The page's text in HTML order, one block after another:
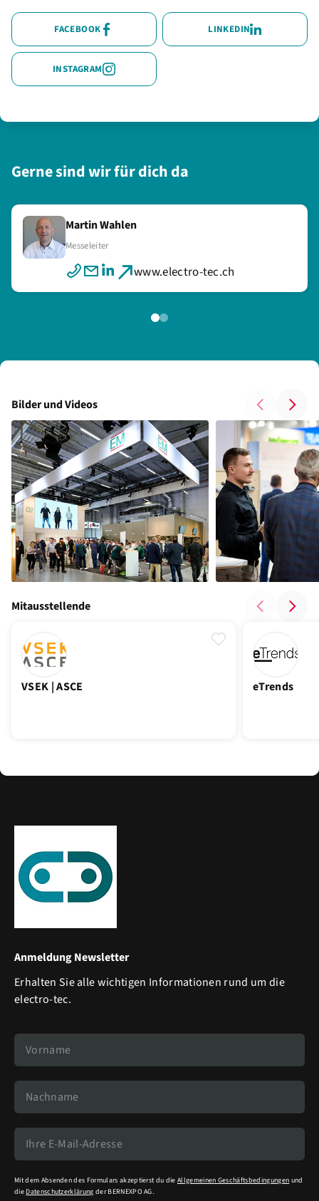
FACEBOOK LINKEDIN
INSTAGRAM
Gerne sind wir für dich da
Martin Wahlen
Messeleiter
www.electro-tec.ch
www.electro-tec.ch
Bilder und Videos
VSEK | ASCE eTrends
Mitausstellende
Anmeldung Newsletter
Erhalten Sie alle wichtigen Informationen rund um die
electro-tec.
Mit dem Absenden des Formulars akzeptierst du dieAllgemeinen Geschäftsbedingungen und
die Datenschutzerklärung der BERNEXPO AG.